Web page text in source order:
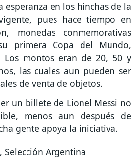
esperanza en los hinchas de la
pues hace tiempo en
monedas conmemorativas
primera Copa del Mundo,
Los montos eran de 20, 50 y
las cuales aun pueden ser
de venta de objetos.
un billete de Lionel Messi no
menos aun después de
gente apoya la iniciativa.
, Selección Argentina